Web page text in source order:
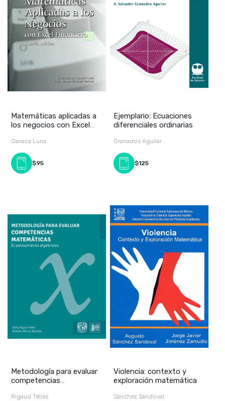
Matemáticas aplicadas a
los negocios con Excel
Oaxaca Luna
$95
Ejemplario: Ecuaciones
diferenciales ordinarias
Granados Aguilar
$125
Metodología para evaluar
competencias
Rigaud Téllez
Violencia: contexto y
exploración matemática
Sánchez Sandoval